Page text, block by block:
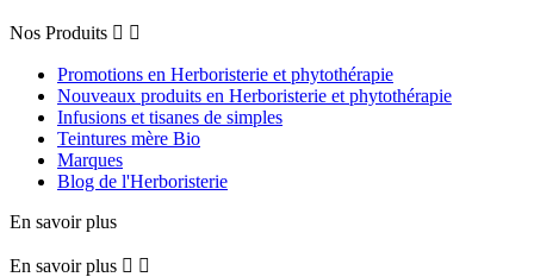
Nos Produits  
Promotions en Herboristerie et phytothérapie
Nouveaux produits en Herboristerie et phytothérapie
Infusions et tisanes de simples
Teintures mère Bio
Marques
Blog de l'Herboristerie
En savoir plus
En savoir plus  